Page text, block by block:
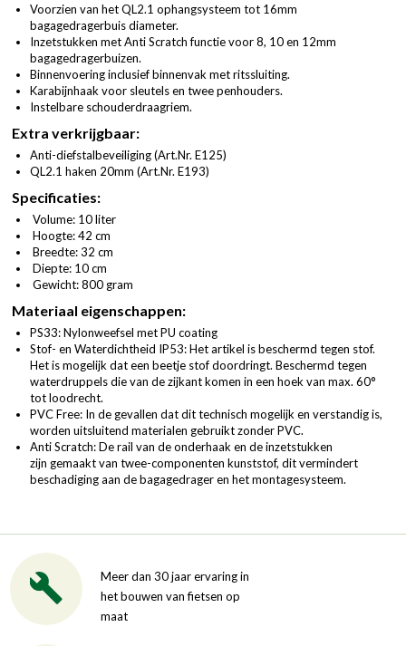
Voorzien van het QL2.1 ophangsysteem tot 16mm
bagagedragerbuis diameter.
Inzetstukken met Anti Scratch functie voor 8, 10 en 12mm
bagagedragerbuizen.
Binnenvoering inclusief binnenvak met ritssluiting.
Karabijnhaak voor sleutels en twee penhouders.
Instelbare schouderdraagriem.
Extra verkrijgbaar:
Anti-diefstalbeveiliging (Art.Nr. E125)
QL2.1 haken 20mm (Art.Nr. E193)
Specificaties:
Volume: 10 liter
Hoogte: 42 cm
Breedte: 32 cm
Diepte: 10 cm
Gewicht: 800 gram
Materiaal eigenschappen:
PS33: Nylonweefsel met PU coating
Stof- en Waterdichtheid IP53: Het artikel is beschermd tegen stof.
Het is mogelijk dat een beetje stof doordringt. Beschermd tegen
waterdruppels die van de zijkant komen in een hoek van max. 60°
tot loodrecht.
PVC Free: In de gevallen dat dit technisch mogelijk en verstandig is,
worden uitsluitend materialen gebruikt zonder PVC.
Anti Scratch: De rail van de onderhaak en de inzetstukken
zijn gemaakt van twee-componenten kunststof, dit vermindert
beschadiging aan de bagagedrager en het montagesysteem.
Meer dan 30 jaar ervaring in
het bouwen van fietsen op
maat